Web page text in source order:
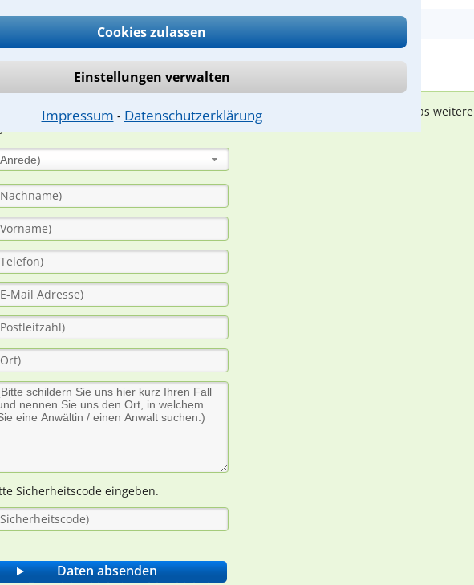
Cookies zulassen
Einstellungen verwalten
Impressum ⁃ Datenschutzerklärung
werden sich spezialisierte Rechtsanwälte bei Ihnen melden, um das weitere
durch einen Anwalt ist für Sie kostenlos.
Sicherheitscode eingeben.